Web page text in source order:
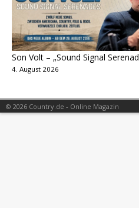
Son Volt – „Sound Signal
4. August 2026
© 2026 Country.de - Online Magazin